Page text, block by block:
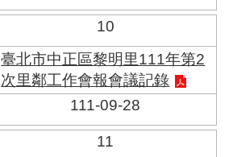
10
臺北市中正區黎明里111年第2
次里鄰工作會報會議記錄
111-09-28
11